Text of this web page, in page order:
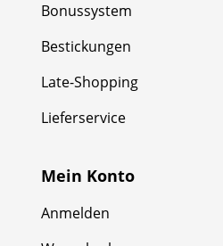
Bonussystem
Bestickungen
Late-Shopping
Lieferservice
Mein Konto
Anmelden